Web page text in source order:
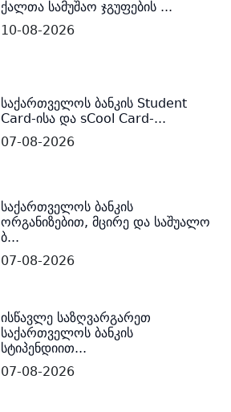
ქალთა სამუშაო ჯგუფების ...
10-08-2026
საქართველოს ბანკის Student
Card-ისა და sCool Card-...
07-08-2026
საქართველოს ბანკის
ორგანიზებით, მცირე და საშუალო
ბ...
07-08-2026
ისწავლე საზღვარგარეთ
საქართველოს ბანკის
სტიპენდიით...
07-08-2026